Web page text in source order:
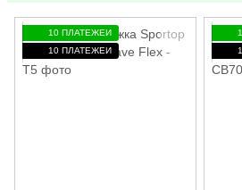
10 ПЛАТЕЖЕЙ
10 ПЛАТЕЖЕЙ